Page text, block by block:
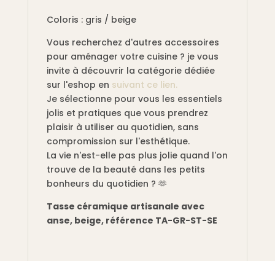
Coloris : gris / beige
Vous recherchez d'autres accessoires
pour aménager votre cuisine ? je vous
invite à découvrir la catégorie dédiée
sur l'eshop en suivant ce lien.
Je sélectionne pour vous les essentiels
jolis et pratiques que vous prendrez
plaisir à utiliser au quotidien, sans
compromission sur l'esthétique.
La vie n'est-elle pas plus jolie quand l'on
trouve de la beauté dans les petits
bonheurs du quotidien ? 🫶
Tasse céramique artisanale avec
anse, beige, référence TA-GR-ST-SE